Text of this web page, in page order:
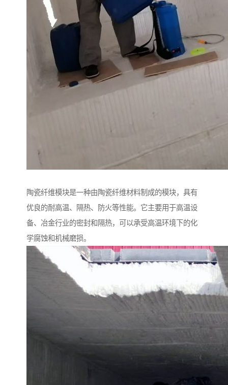
陶瓷纤维模块是一种由陶瓷纤维材料制成的模块，具有
优良的耐高温、隔热、防火等性能。它主要用于高温设
备、冶金行业的密封和隔热，可以承受高温环境下的化
学腐蚀和机械磨损。